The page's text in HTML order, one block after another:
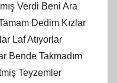
Verdi Beni Ara
Dedim Kızlar
Laf Atıyorlar
Bende Takmadım
Teyzemler